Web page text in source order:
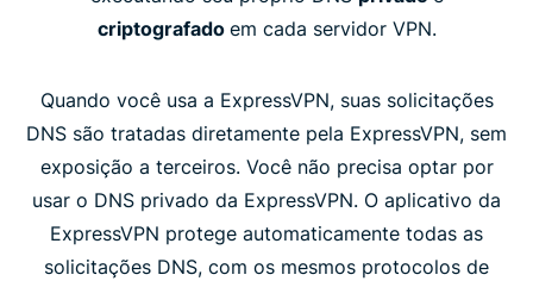
criptografado em cada servidor VPN.
Quando você usa a ExpressVPN, suas solicitações
DNS são tratadas diretamente pela ExpressVPN, sem
exposição a terceiros. Você não precisa optar por
usar o DNS privado da ExpressVPN. O aplicativo da
ExpressVPN protege automaticamente todas as
solicitações DNS, com os mesmos protocolos de